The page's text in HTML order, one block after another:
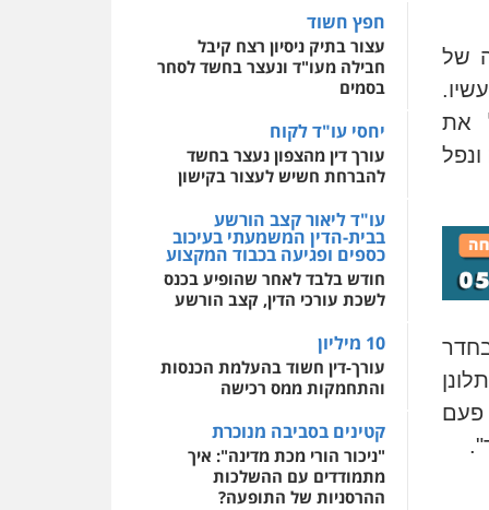
של
את
פעם
".
שירותים מקצועיים לעורכי
דין
0544500346
חפץ חשוד
עצור בתיק ניסיון רצח קיבל
חבילה מעו"ד ונעצר בחשד לסחר
בסמים
יחסי עו"ד לקוח
עורך דין מהצפון נעצר בחשד
להברחת חשיש לעצור בקישון
עו"ד ליאור קצב הורשע
בבית-הדין המשמעתי בעיכוב
כספים ופגיעה בכבוד המקצוע
חודש בלבד לאחר שהופיע בכנס
לשכת עורכי הדין, קצב הורשע
10 מיליון
עורך-דין חשוד בהעלמת הכנסות
והתחמקות ממס רכישה
קטינים בסביבה מנוכרת
"ניכור הורי מכת מדינה": איך
מתמודדים עם ההשלכות
ההרסניות של התופעה?